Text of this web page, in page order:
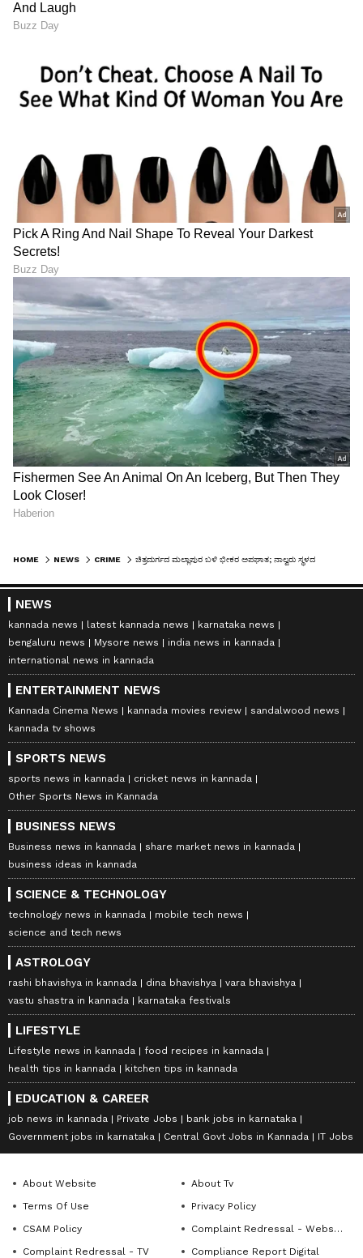
HOME NEWS CRIME
NEWS
kannada news latest kannada news
karnataka news
bengaluru news
Mysore news
india news in kannada
international news in kannada
ENTERTAINMENT NEWS
Kannada Cinema News kannada movies review
sandalwood news
kannada tv shows
SPORTS NEWS
sports news in kannada
cricket news in kannada
Other Sports News in Kannada
BUSINESS NEWS
Business news in kannada
share market news in kannada
business ideas in kannada
SCIENCE & TECHNOLOGY
technology news in kannada
mobile tech news
science and tech news
ASTROLOGY
rashi bhavishya in kannada dina bhavishya
vara bhavishya
vastu shastra in kannada
karnataka festivals
LIFESTYLE
Lifestyle news in kannada
food recipes in kannada
health tips in kannada
kitchen tips in kannada
EDUCATION & CAREER
job news in kannada Private Jobs
bank jobs in karnataka
Government jobs in karnataka
Central Govt Jobs in Kannada IT Jobs
About Website
About Tv
Terms Of Use
Privacy Policy
CSAM Policy
Complaint Redressal - Website
Complaint Redressal - TV
Compliance Report Digital